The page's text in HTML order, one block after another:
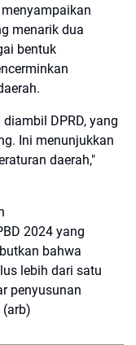
menarik dua
bentuk
DPRD, yang
Ini menunjukkan
daerah,"
2024 yang
bahwa
lebih dari satu
penyusunan